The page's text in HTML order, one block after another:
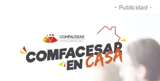
- Publicidad -